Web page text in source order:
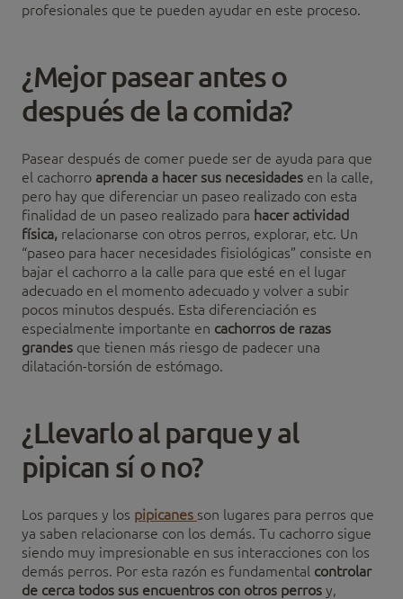
profesionales que te pueden ayudar en este proceso.
¿Mejor pasear antes o
después de la comida?
Pasear después de comer puede ser de ayuda para que
el cachorro aprenda a hacer sus necesidades en la calle,
pero hay que diferenciar un paseo realizado con esta
finalidad de un paseo realizado para hacer actividad
física, relacionarse con otros perros, explorar, etc. Un
“paseo para hacer necesidades fisiológicas” consiste en
bajar el cachorro a la calle para que esté en el lugar
adecuado en el momento adecuado y volver a subir
pocos minutos después. Esta diferenciación es
especialmente importante en cachorros de razas
grandes que tienen más riesgo de padecer una
dilatación-torsión de estómago.
¿Llevarlo al parque y al
pipican sí o no?
Los parques y los pipicanes son lugares para perros que
ya saben relacionarse con los demás. Tu cachorro sigue
siendo muy impresionable en sus interacciones con los
demás perros. Por esta razón es fundamental controlar
de cerca todos sus encuentros con otros perros y,